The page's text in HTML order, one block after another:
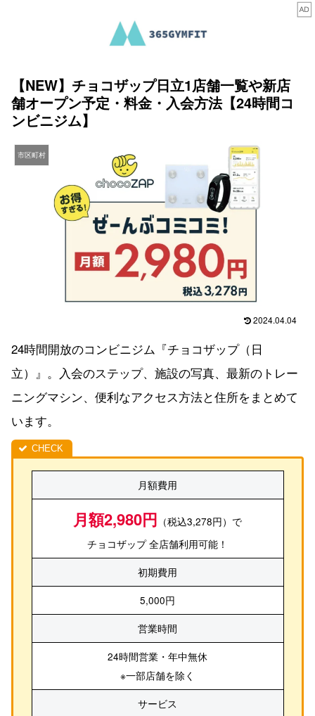
【NEW】チョコザップ日立1店舗一覧や新店
舗オープン予定・料金・入会方法【24時間コ
ンビニジム】
市区町村
2024.04.04
24時間開放のコンビニジム『チョコザップ（日
立）』。入会のステップ、施設の写真、最新のトレー
ニングマシン、便利なアクセス方法と住所をまとめて
います。
月額費用
月額2,980円 （税込3,278円）で
チョコザップ 全店舗利用可能！
初期費用
5,000円
営業時間
24時間営業・年中無休
※一部店舗を除く
サービス